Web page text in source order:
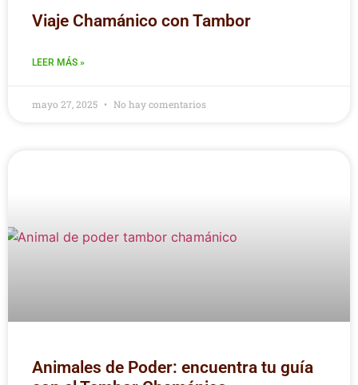
Viaje Chamánico con Tambor
LEER MÁS »
mayo 27, 2025 No hay comentarios
Animales de Poder: encuentra tu guía